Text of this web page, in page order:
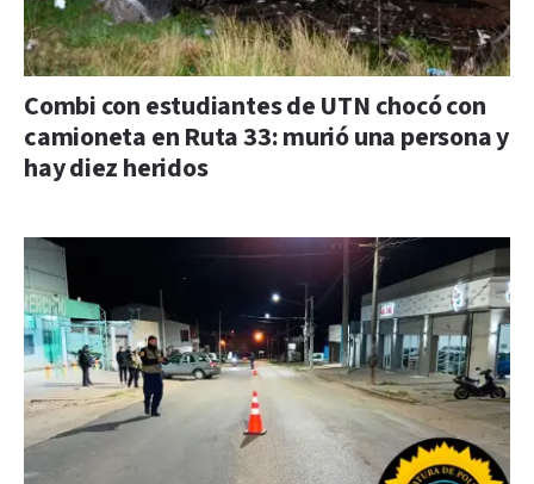
Combi con estudiantes de UTN chocó con
camioneta en Ruta 33: murió una persona y
hay diez heridos